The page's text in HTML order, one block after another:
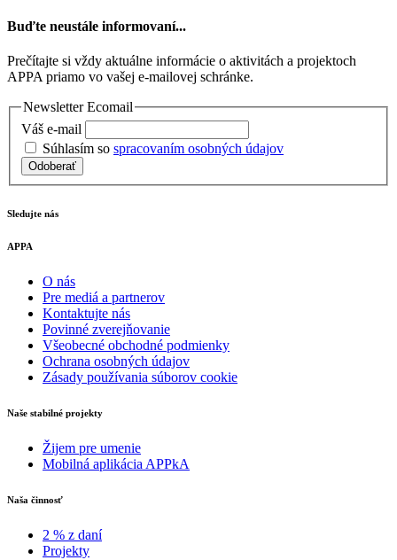
Buďte neustále informovaní...
Prečítajte si vždy aktuálne informácie o aktivitách a projektoch
APPA priamo vo vašej e-mailovej schránke.
Newsletter Ecomail
Váš e-mail
Súhlasím so spracovaním osobných údajov
Odoberať
Sledujte nás
APPA
O nás
Pre mediá a partnerov
Kontaktujte nás
Povinné zverejňovanie
Všeobecné obchodné podmienky
Ochrana osobných údajov
Zásady používania súborov cookie
Naše stabilné projekty
Žijem pre umenie
Mobilná aplikácia APPkA
Naša činnosť
2 % z daní
Projekty